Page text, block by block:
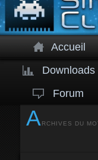
Accueil
Downloads
Forum
ARCHIVES DU